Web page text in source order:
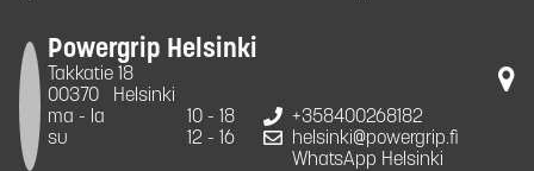
Powergrip Helsinki
Takkatie 18
00370
Helsinki
ma - la
10 - 18
su
12 - 16
+358400268182
helsinki@powergrip.fi
WhatsApp Helsinki